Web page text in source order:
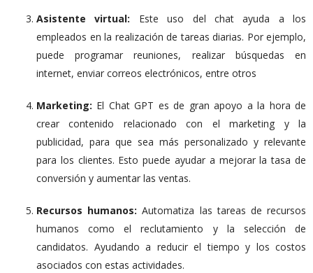
Asistente virtual: Este uso del chat ayuda a los
empleados en la realización de tareas diarias. Por ejemplo,
puede programar reuniones, realizar búsquedas en
internet, enviar correos electrónicos, entre otros
Marketing: El Chat GPT es de gran apoyo a la hora de
crear contenido relacionado con el marketing y la
publicidad, para que sea más personalizado y relevante
para los clientes. Esto puede ayudar a mejorar la tasa de
conversión y aumentar las ventas.
Recursos humanos: Automatiza las tareas de recursos
humanos como el reclutamiento y la selección de
candidatos. Ayudando a reducir el tiempo y los costos
asociados con estas actividades.